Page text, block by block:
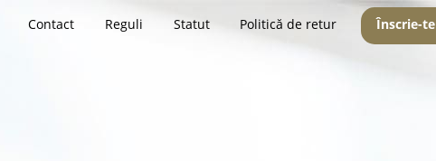
Contact Reguli Statut Politică de retur Înscrie-te